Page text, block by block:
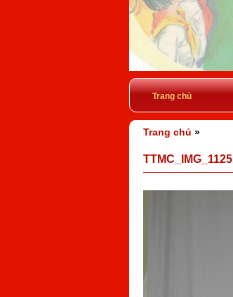
Trang chủ
Trang chủ »
TTMC_IMG_1125